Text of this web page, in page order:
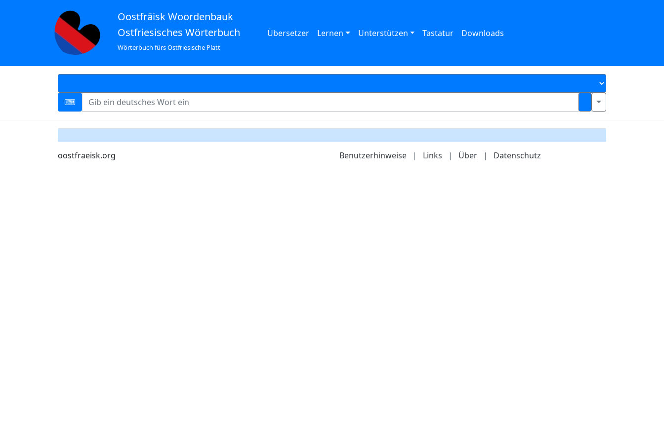
Oostfräisk Woordenbauk
Ostfriesisches Wörterbuch
Wörterbuch fürs Ostfriesische Platt
Übersetzer Lernen Unterstützen Tastatur Downloads
oostfraeisk.org Benutzerhinweise | Links | Über | Datenschutz